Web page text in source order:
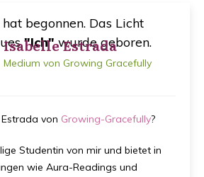
begonnen. Das Licht
"Ich"wurde geboren.
Isabelle Estrada
Medium von Growing Gracefully
von Growing-Gracefully?
Studentin von mir und bietet in
wie Aura-Readings und